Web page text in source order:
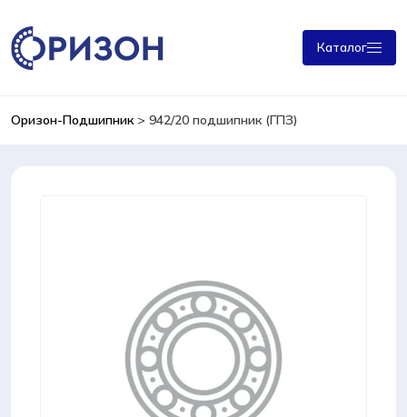
Каталог
Оризон-Подшипник> 942/20 подшипник (ГПЗ)